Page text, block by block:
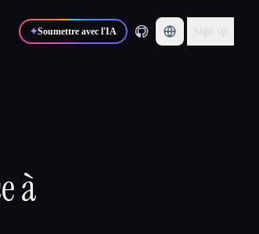
✦Soumettre avec l'IA Sign up
à